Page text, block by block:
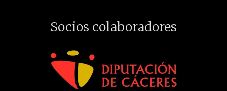
Socios colaboradores